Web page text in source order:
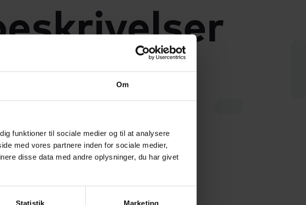
Om
funktioner til sociale medier og til at analysere
med vores partnere inden for sociale medier,
disse data med andre oplysninger, du har givet
Statistik Marketing
for vores forskellige
og se hvad der er